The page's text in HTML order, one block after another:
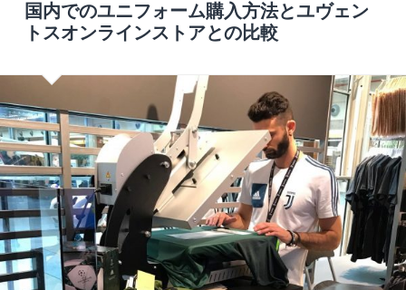
国内でのユニフォーム購入方法とユヴェン
トスオンラインストアとの比較